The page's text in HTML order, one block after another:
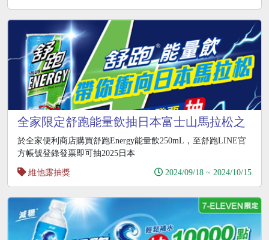
全家限定舒跑能量飲抽日本富士山馬拉松之
旅
於全家便利商店購買舒跑Energy能量飲250mL，至舒跑LINE官
方帳號登錄發票即可抽2025日本
維他露抽獎
2024/09/18 ~ 2024/10/15